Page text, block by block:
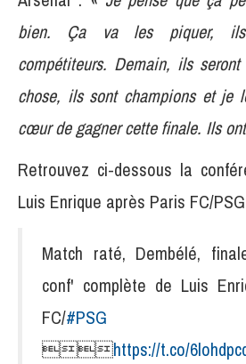
bien. Ça va les piquer, ils
compétiteurs. Demain, ils
chose, ils sont champions et je
cœur de gagner cette finale. Ils
Retrouvez ci-dessous la
Luis Enrique après Paris FC/
Match raté, Dembélé,
conf' complète de Luis
FC/#PSG
https://t.co/